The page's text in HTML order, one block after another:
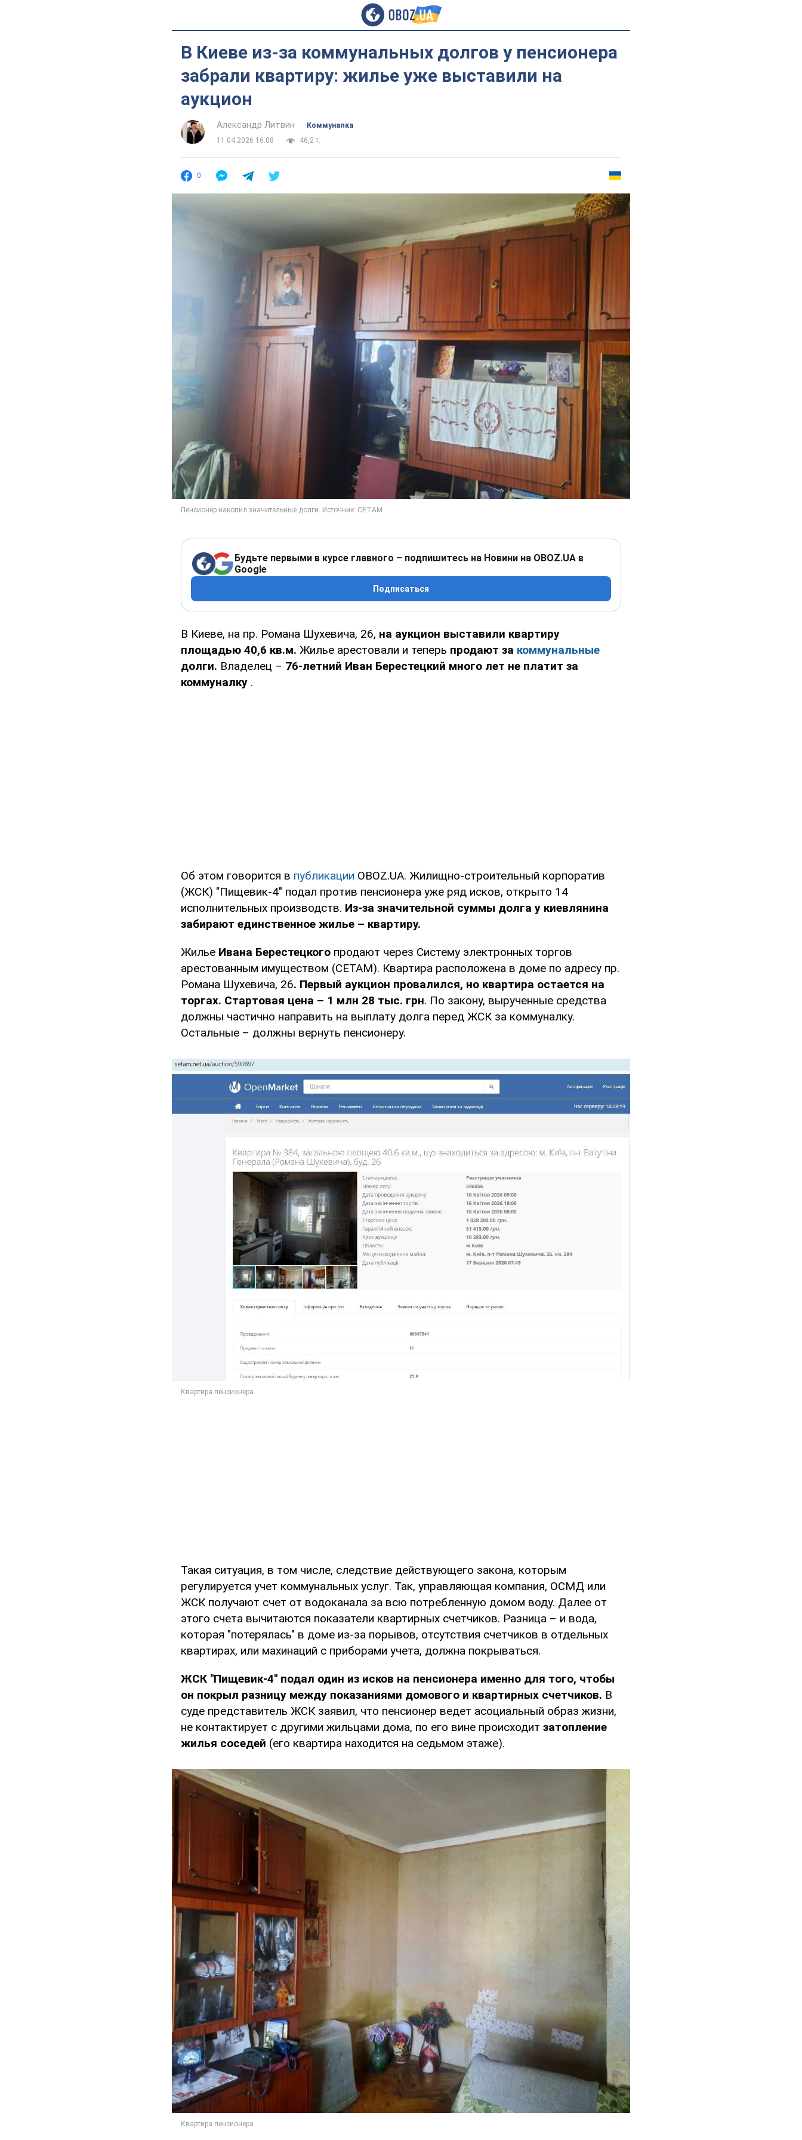
В Киеве из-за коммунальных долгов у пенсионера
забрали квартиру: жилье уже выставили на
аукцион
Александр Литвин
Коммуналка
11.04.2026 16:08
46,2 т.
0
Будьте первыми в курсе главного – подпишитесь на Новини на OBOZ.UA в
Google
Подписаться
В Киеве, на пр. Романа Шухевича, 26, на аукцион выставили квартиру
площадью 40,6 кв.м. Жилье арестовали и теперь продают за коммунальные
долги. Владелец – 76-летний Иван Берестецкий много лет не платит за
коммуналку .
Об этом говорится в публикации OBOZ.UA. Жилищно-строительный корпоратив
(ЖСК) "Пищевик-4" подал против пенсионера уже ряд исков, открыто 14
исполнительных производств. Из-за значительной суммы долга у киевлянина
забирают единственное жилье – квартиру.
Жилье Ивана Берестецкого продают через Систему электронных торгов
арестованным имуществом (СЕТАМ). Квартира расположена в доме по адресу пр.
Романа Шухевича, 26. Первый аукцион провалился, но квартира остается на
торгах. Стартовая цена – 1 млн 28 тыс. грн. По закону, вырученные средства
должны частично направить на выплату долга перед ЖСК за коммуналку.
Остальные – должны вернуть пенсионеру.
Такая ситуация, в том числе, следствие действующего закона, которым
регулируется учет коммунальных услуг. Так, управляющая компания, ОСМД или
ЖСК получают счет от водоканала за всю потребленную домом воду. Далее от
этого счета вычитаются показатели квартирных счетчиков. Разница – и вода,
которая "потерялась" в доме из-за порывов, отсутствия счетчиков в отдельных
квартирах, или махинаций с приборами учета, должна покрываться.
ЖСК "Пищевик-4" подал один из исков на пенсионера именно для того, чтобы
он покрыл разницу между показаниями домового и квартирных счетчиков. В
суде представитель ЖСК заявил, что пенсионер ведет асоциальный образ жизни,
не контактирует с другими жильцами дома, по его вине происходит затопление
жилья соседей (его квартира находится на седьмом этаже).